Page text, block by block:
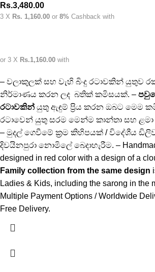
Rs.3,480.00
3 X Rs. 1,160.00 or 8% Cashback with
or 3 X Rs.1,160.00 with
– වලාකුලක් සහ වැහි බිංදු රටාවකින් යුතුව
නිර්මාණය කරන ලද බතික් කමිසයක්. –
රටාවකින් යුතු ඇඳුම් ප්‍රිය කරන ඔබට මෙම
රටාවෙන් යුතු සරම මෙන්ම කාන්තා සහ ළමා
– මුදල් ගෙවීමේ ක්‍රම කිහිපයක් / විදේශීය
දිවයිනපුරා නොමිලේ බෙදාහැරීම. –
designed in red color with a design of a
Family collection from the same design
Ladies & Kids, including the sarong in the
Multiple Payment Options / Worldwide
Free Delivery.